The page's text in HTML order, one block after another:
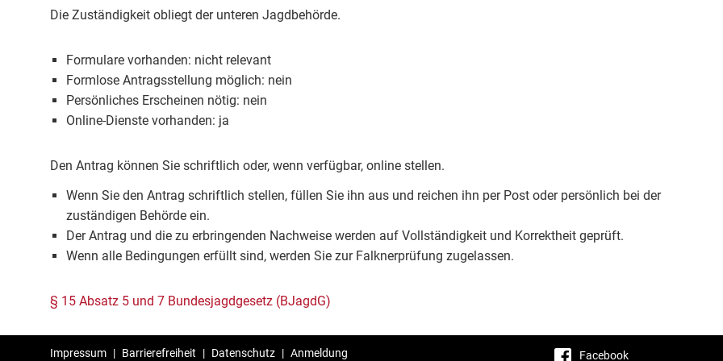
Die Zuständigkeit obliegt der unteren Jagdbehörde.
Formulare vorhanden: nicht relevant
Formlose Antragsstellung möglich: nein
Persönliches Erscheinen nötig: nein
Online-Dienste vorhanden: ja
Den Antrag können Sie schriftlich oder, wenn verfügbar, online stellen.
Wenn Sie den Antrag schriftlich stellen, füllen Sie ihn aus und reichen ihn per Post oder persönlich bei der
zuständigen Behörde ein.
Der Antrag und die zu erbringenden Nachweise werden auf Vollständigkeit und Korrektheit geprüft.
Wenn alle Bedingungen erfüllt sind, werden Sie zur Falknerprüfung zugelassen.
§ 15 Absatz 5 und 7 Bundesjagdgesetz (BJagdG)
Impressum | Barrierefreiheit | Datenschutz | Anmeldung Facebook